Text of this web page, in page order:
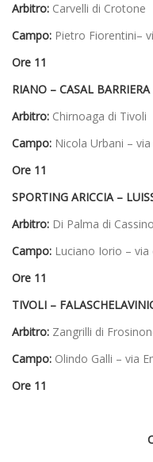
Arbitro: Carvelli di Crotone
Campo: Pietro Fiorentini–
Ore 11
RIANO – CASAL BARRIERA
Arbitro: Chirnoaga di Tivoli
Campo: Nicola Urbani –
Ore 11
SPORTING ARICCIA –
Arbitro: Di Palma di Cassino
Campo: Luciano Iorio – via
Ore 11
TIVOLI –
Arbitro: Zangrilli di
Campo: Olindo Galli – via
Ore 11